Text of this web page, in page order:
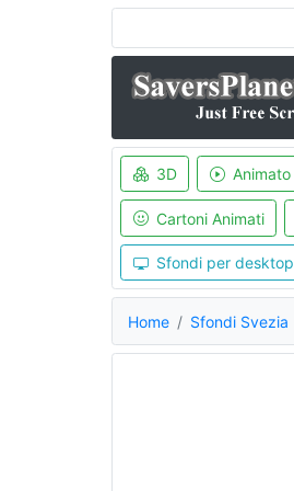
3D Animato
Cartoni Animati
Sfondi per desktop
Home Sfondi Svezia